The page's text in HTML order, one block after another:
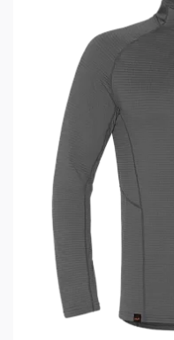
Средства для
Тюнинг оружия и
Обувь
Тактическое
Спортивная
Пневматика
Развлекательная